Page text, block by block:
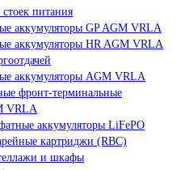
питания
аккумуляторы GP AGM VRLA
аккумуляторы HR AGM VRLA
аккумуляторы AGM VRLA
фронт-терминальные
VRLA
аккумуляторы LiFePO
картриджи (RBC)
и шкафы